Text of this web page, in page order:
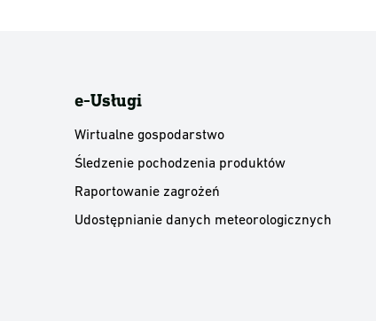
e-Usługi
Wirtualne gospodarstwo
Śledzenie pochodzenia produktów
Raportowanie zagrożeń
Udostępnianie danych meteorologicznych